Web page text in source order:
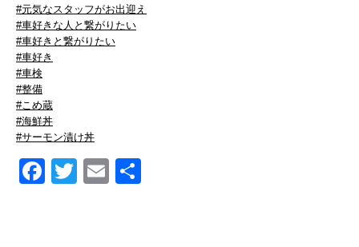
#元気なスタッフがお出迎え
#車好きな人と繋がりたい
#車好きと繋がりたい
#車好き
#車検
#整備
#こめ蔵
#海鮮丼
#サーモン漬け丼
Facebook
TwitterEmail